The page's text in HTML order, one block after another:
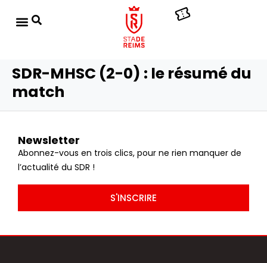
SDR-MHSC (2-0) : le résumé du
match
Newsletter
Abonnez-vous en trois clics, pour ne rien manquer de
l’actualité du SDR !
S'INSCRIRE